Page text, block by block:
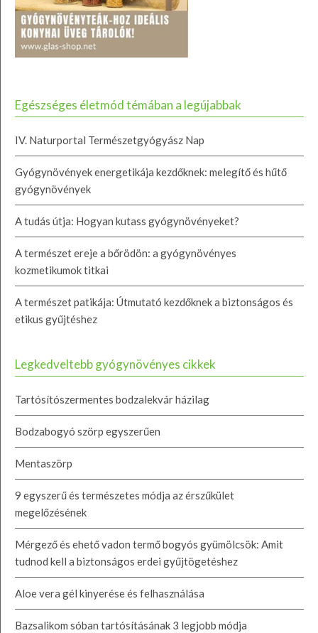
Egészséges életmód témában a legújabbak
IV. Naturportal Természetgyógyász Nap
Gyógynövények energetikája kezdőknek: melegítő és hűtő
gyógynövények
A tudás útja: Hogyan kutass gyógynövényeket?
A természet ereje a bőrödön: a gyógynövényes
kozmetikumok titkai
A természet patikája: Útmutató kezdőknek a biztonságos és
etikus gyűjtéshez
Legkedveltebb gyógynövényes cikkek
Tartósítószermentes bodzalekvár házilag
Bodzabogyó szörp egyszerűen
Mentaszörp
9 egyszerű és természetes módja az érszűkület
megelőzésének
Mérgező és ehető vadon termő bogyós gyümölcsök: Amit
tudnod kell a biztonságos erdei gyűjtögetéshez
Aloe vera gél kinyerése és felhasználása
Bazsalikom sóban tartósításának 3 legjobb módja